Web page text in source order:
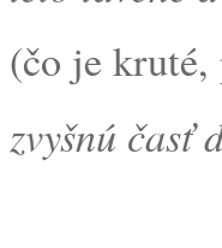
(čo je
zvyšnú časť